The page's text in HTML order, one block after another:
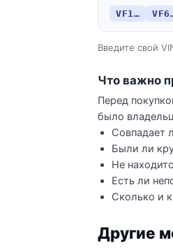
VF1…
Введите свой
Что важно
Перед
было
Совпадает
Были ли
Не
Есть ли
Сколько и
Другие